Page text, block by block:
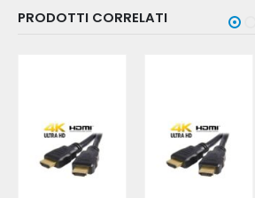
PRODOTTI CORRELATI